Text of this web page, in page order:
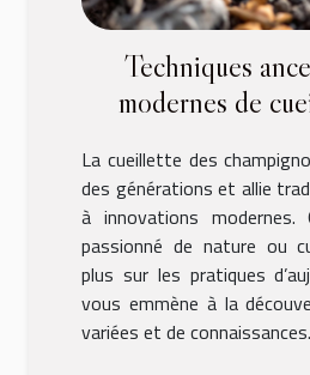
Techniques
modernes de
La cueillette des
des générations et allie
à innovations
passionné de nature ou
plus sur les pratiques
vous emmène à la
variées et de